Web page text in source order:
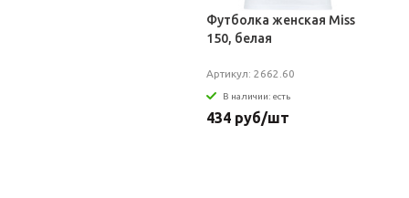
Футболка женская Miss
150, белая
Артикул: 2662.60
В наличии: есть
434 руб/шт